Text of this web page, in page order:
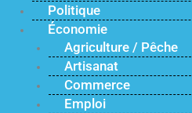
Politique
Économie
Agriculture / Pêche
Artisanat
Commerce
Emploi